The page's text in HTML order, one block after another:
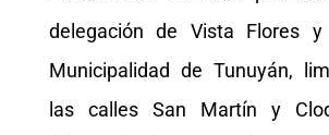
delegación de Vista Flores
Municipalidad de Tunuyán,
las calles San Martín y